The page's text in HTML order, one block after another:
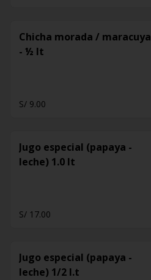
Chicha morada / maracuya
- ½ lt
S/ 9.00
Jugo especial (papaya -
leche) 1.0 lt
S/ 17.00
Jugo especial (papaya -
leche) 1/2 l.t